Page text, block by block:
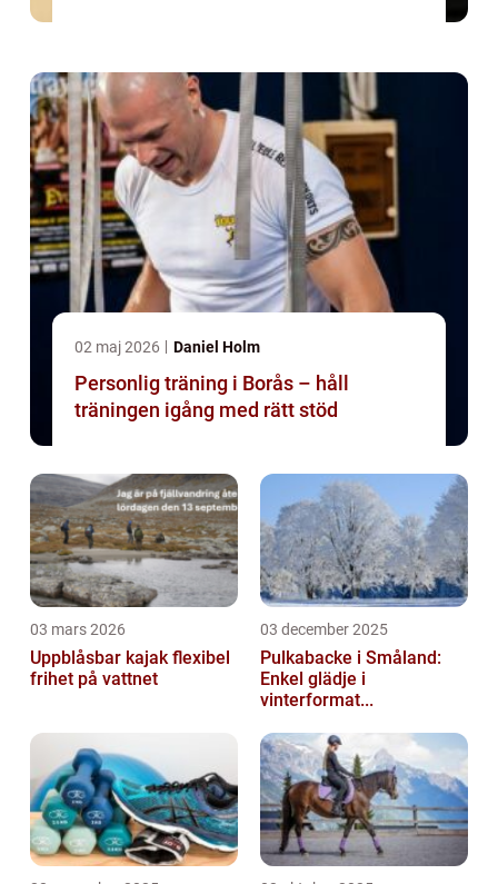
02 maj 2026 Daniel Holm
Personlig träning i Borås – håll
träningen igång med rätt stöd
03 mars 2026
Uppblåsbar kajak flexibel
frihet på vattnet
03 december 2025
Pulkabacke i Småland:
Enkel glädje i
vinterformat...